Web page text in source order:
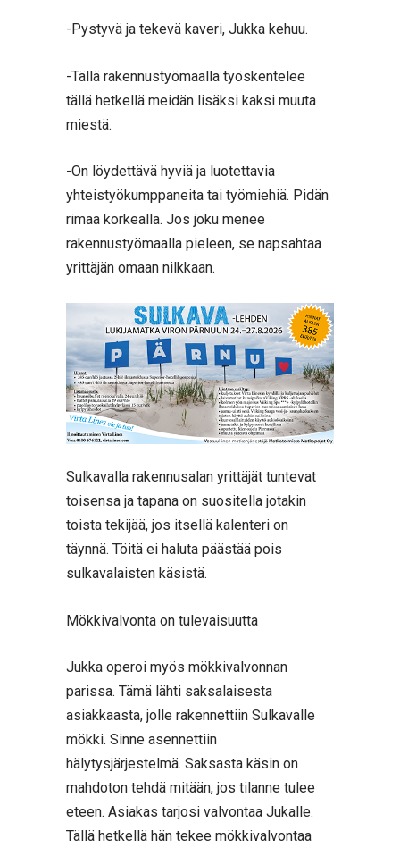
-Pystyvä ja tekevä kaveri, Jukka kehuu.
-Tällä rakennustyömaalla työskentelee
tällä hetkellä meidän lisäksi kaksi muuta
miestä.
-On löydettävä hyviä ja luotettavia
yhteistyökumppaneita tai työmiehiä. Pidän
rimaa korkealla. Jos joku menee
rakennustyömaalla pieleen, se napsahtaa
yrittäjän omaan nilkkaan.
Sulkavalla rakennusalan yrittäjät tuntevat
toisensa ja tapana on suositella jotakin
toista tekijää, jos itsellä kalenteri on
täynnä. Töitä ei haluta päästää pois
sulkavalaisten käsistä.
Mökkivalvonta on tulevaisuutta
Jukka operoi myös mökkivalvonnan
parissa. Tämä lähti saksalaisesta
asiakkaasta, jolle rakennettiin Sulkavalle
mökki. Sinne asennettiin
hälytysjärjestelmä. Saksasta käsin on
mahdoton tehdä mitään, jos tilanne tulee
eteen. Asiakas tarjosi valvontaa Jukalle.
Tällä hetkellä hän tekee mökkivalvontaa